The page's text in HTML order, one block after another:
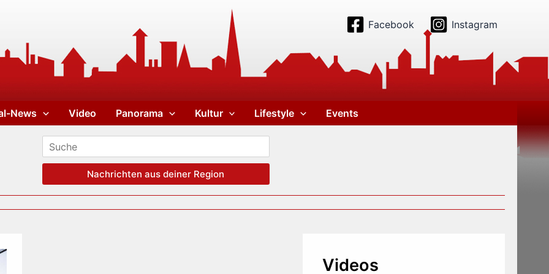
Facebook Instagram
News Video Panorama Kultur Lifestyle Events
Nachrichten aus deiner Region
Videos